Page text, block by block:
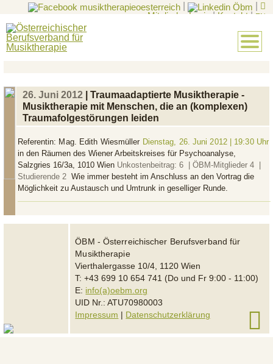
Mitglieder-Login
| Kontakt | EN
26. Juni 2012 | Traumaadaptierte Musiktherapie -
Musiktherapie mit Menschen, die an (komplexen)
Traumafolgestörungen leiden
Referentin: Mag. Edith Wiesmüller Dienstag, 26. Juni 2012 | 19:30 Uhr
in den Räumen des Wiener Arbeitskreises für Psychoanalyse,
Salzgries 16/3a, 1010 Wien Unkostenbeitrag: 6  | ÖBM-Mitglieder 4  |
Studierende 2  Wie immer besteht im Anschluss an den Vortrag die
Möglichkeit zu Austausch und Umtrunk in geselliger Runde.
ÖBM - Österreichischer Berufsverband für
Musiktherapie
Vierthalergasse 10/4, 1120 Wien
T: +43 699 10 654 741 (Do und Fr 9:00 - 11:00)
E: info(a)oebm.org
UID Nr.: ATU70980003
Impressum
Datenschutzerklärung